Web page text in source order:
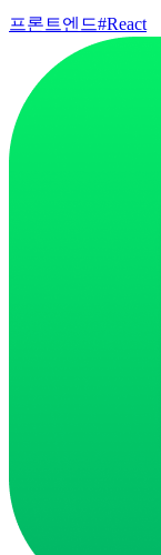
프론트엔드#React